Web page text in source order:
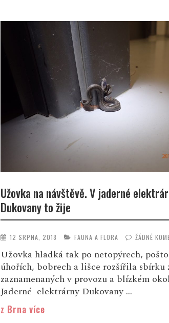
Užovka na návštěvě. V jaderné
Dukovany to žije
12 SRPNA, 2018 FAUNA A FLORA ŽÁDNÉ
Užovka hladká tak po netopýrech,
úhořích, bobrech a lišce rozšířila sbírku
zaznamenaných v provozu a blízkém
Jaderné elektrárny Dukovany ...
z Brna více